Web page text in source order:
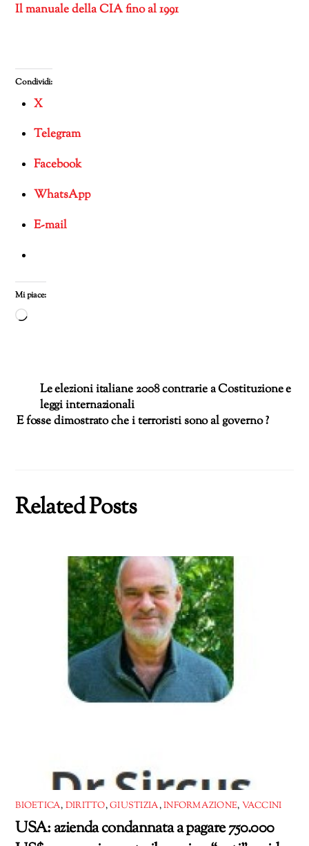
Il manuale della CIA fino al 1991
Condividi:
X
Telegram
Facebook
WhatsApp
E-mail
Mi piace:
Caricamento
Le elezioni italiane 2008 contrarie a Costituzione e
leggi internazionali
E fosse dimostrato che i terroristi sono al governo ?
Related Posts
BIOETICA, DIRITTO,GIUSTIZIA,INFORMAZIONE, VACCINI
USA: azienda condannata a pagare 750.000